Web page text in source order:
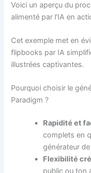
Voici un aperçu du
alimenté par l’IA en
Cet exemple met en
flipbooks par IA
illustrées captivantes.
Pourquoi choisir le
Paradigm ?
Rapidité et
complets en
générateur
Flexibilité
public ou ton